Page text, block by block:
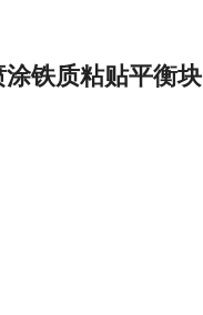
铁质粘贴平衡块